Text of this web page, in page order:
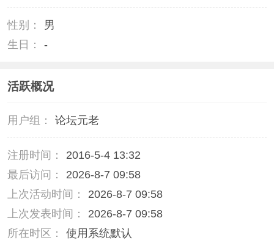
性别：
男
生日：
-
活跃概况
用户组： 论坛元老
注册时间：
2016-5-4 13:32
最后访问：
2026-8-7 09:58
上次活动时间：
2026-8-7 09:58
上次发表时间：
2026-8-7 09:58
所在时区：
使用系统默认